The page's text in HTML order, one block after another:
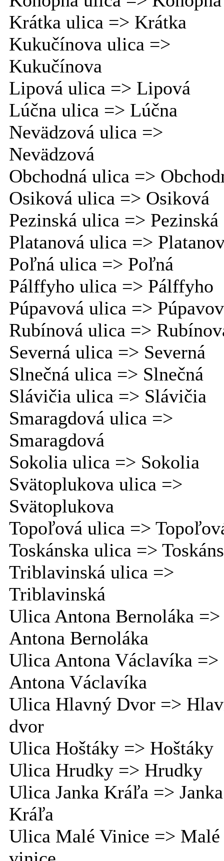
Krátka ulica => Krátka
Kukučínova ulica =>
Kukučínova
Lipová ulica => Lipová
Lúčna ulica => Lúčna
Nevädzová ulica =>
Nevädzová
Obchodná ulica =>
Osiková ulica => Osiková
Pezinská ulica => Pezinská
Platanová ulica =>
Poľná ulica => Poľná
Pálffyho ulica => Pálffyho
Púpavová ulica =>
Rubínová ulica =>
Severná ulica => Severná
Slnečná ulica => Slnečná
Slávičia ulica => Slávičia
Smaragdová ulica =>
Smaragdová
Sokolia ulica => Sokolia
Svätoplukova ulica =>
Svätoplukova
Topoľová ulica =>
Toskánska ulica =>
Triblavinská ulica =>
Triblavinská
Ulica Antona Bernoláka =>
Antona Bernoláka
Ulica Antona Václavíka =>
Antona Václavíka
Ulica Hlavný Dvor =>
dvor
Ulica Hoštáky => Hoštáky
Ulica Hrudky => Hrudky
Ulica Janka Kráľa => Janka
Kráľa
Ulica Malé Vinice => Malé